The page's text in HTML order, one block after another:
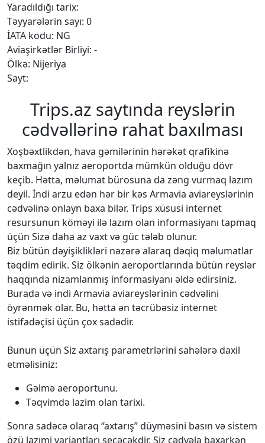
Yaradıldığı tarix:
Təyyarələrin sayı: 0
İATA kodu: NG
Aviaşirkətlər Birliyi: -
Ölkə: Nijeriya
Sayt:
Trips.az saytında reyslərin
cədvəllərinə rahat baxılması
Xoşbəxtlikdən, hava gəmilərinin hərəkət qrafikinə
baxmağın yalnız aeroportda mümkün olduğu dövr
keçib. Hətta, məlumat bürosuna da zəng vurmaq lazım
deyil. İndi arzu edən hər bir kəs Armavia aviareyslərinin
cədvəlinə onlayn baxa bilər. Trips xüsusi internet
resursunun köməyi ilə lazım olan informasiyanı tapmaq
üçün Sizə daha az vaxt və güc tələb olunur.
Biz bütün dəyişiklikləri nəzərə alaraq dəqiq məlumatlar
təqdim edirik. Siz ölkənin aeroportlarında bütün reyslər
haqqında nizamlanmış informasiyanı əldə edirsiniz.
Burada və indi Armavia aviareyslərinin cədvəlini
öyrənmək olar. Bu, hətta ən təcrübəsiz internet
istifadəçisi üçün çox sadədir.
Bunun üçün Siz axtarış parametrlərini sahələrə daxil
etməlisiniz:
Gəlmə aeroportunu.
Təqvimdə lazim olan tarixi.
Sonra sadəcə olaraq “axtarış” düyməsini basın və sistem
özü lazımi variantları seçəcəkdir. Siz cədvələ baxarkən